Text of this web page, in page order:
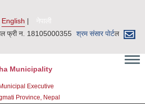
English
नेपाली
फ्री न. 18105000355 श्रम संसार पाेर्टल
Municipality
Executive
Province, Nepal